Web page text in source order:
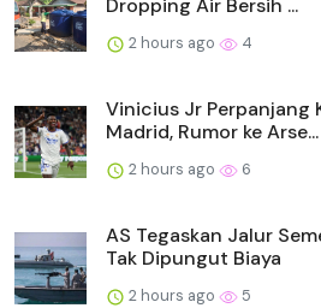
Dropping Air Bersih ...
2 hours ago 4
Vinicius Jr Perpanjang
Madrid, Rumor ke Arse...
2 hours ago 6
AS Tegaskan Jalur
Tak Dipungut Biaya
2 hours ago 5